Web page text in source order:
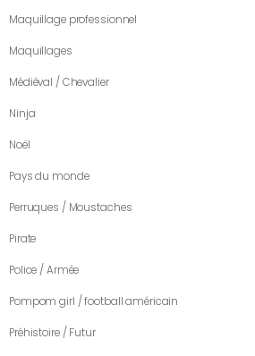
Maquillage professionnel
Maquillages
Médiéval / Chevalier
Ninja
Noël
Pays du monde
Perruques / Moustaches
Pirate
Police / Armée
Pompom girl / football américain
Préhistoire / Futur